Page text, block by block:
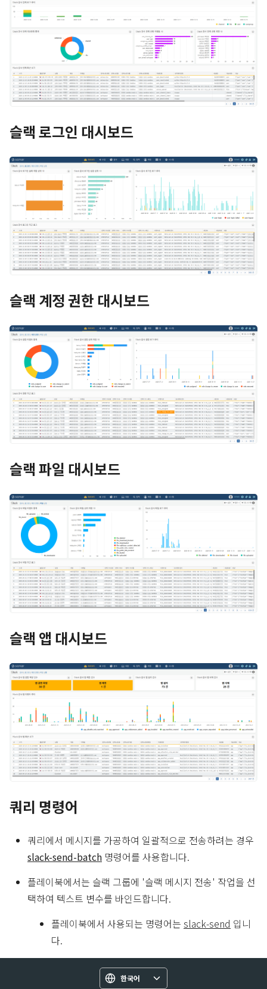
슬랙 로그인 대시보드
슬랙 계정 권한 대시보드
슬랙 파일 대시보드
슬랙 앱 대시보드
쿼리 명령어
쿼리에서 메시지를 가공하여 일괄적으로 전송하려는 경우
slack-send-batch 명령어를 사용합니다.
플레이북에서는 슬랙 그룹에 '슬랙 메시지 전송' 작업을 선
택하여 텍스트 변수를 바인드합니다.
플레이북에서 사용되는 명령어는 slack-send 입니
다.
한국어